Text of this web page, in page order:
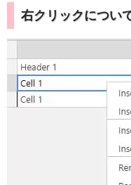
右クリックについ